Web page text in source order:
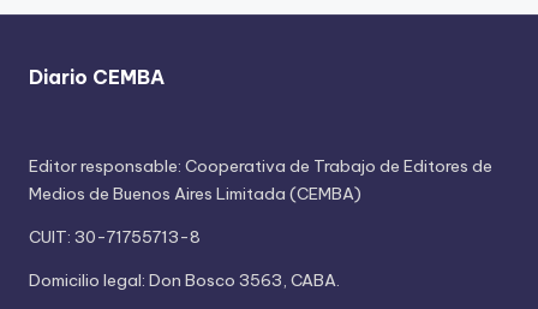
Diario CEMBA
Editor responsable: Cooperativa de Trabajo de Editores de
Medios de Buenos Aires Limitada (CEMBA)
CUIT: 30-71755713-8
Domicilio legal: Don Bosco 3563, CABA.